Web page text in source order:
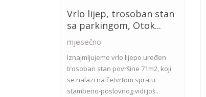
Vrlo lijep, trosoban stan
sa parkingom, Otok...
mjesečno
Iznajmljujemo vrlo lijepo uređen
trosoban stan površine 71m2, koji
se nalazi na četvrtom spratu
stambeno-poslovnogvidi još..